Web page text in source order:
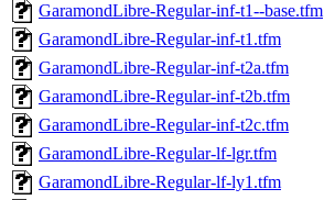
GaramondLibre-Regular-inf-t1--base.tfm
GaramondLibre-Regular-inf-t1.tfm
GaramondLibre-Regular-inf-t2a.tfm
GaramondLibre-Regular-inf-t2b.tfm
GaramondLibre-Regular-inf-t2c.tfm
GaramondLibre-Regular-lf-lgr.tfm
GaramondLibre-Regular-lf-ly1.tfm